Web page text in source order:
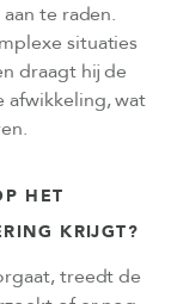
te raden.
situaties
draagt hij de
wat
HET
KRIJGT?
treedt de